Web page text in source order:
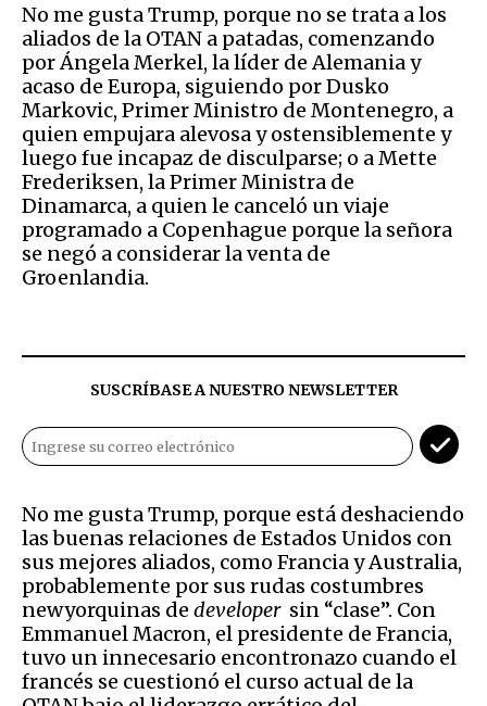
No me gusta Trump, porque no se trata a los
aliados de la OTAN a patadas, comenzando
por Ángela Merkel, la líder de Alemania y
acaso de Europa, siguiendo por Dusko
Markovic, Primer Ministro de Montenegro, a
quien empujara alevosa y ostensiblemente y
luego fue incapaz de disculparse; o a Mette
Frederiksen, la Primer Ministra de
Dinamarca, a quien le canceló un viaje
programado a Copenhague porque la señora
se negó a considerar la venta de
Groenlandia.
SUSCRÍBASE A NUESTRO NEWSLETTER
No me gusta Trump, porque está deshaciendo
las buenas relaciones de Estados Unidos con
sus mejores aliados, como Francia y Australia,
probablemente por sus rudas costumbres
newyorquinas de developer sin “clase”. Con
Emmanuel Macron, el presidente de Francia,
tuvo un innecesario encontronazo cuando el
francés se cuestionó el curso actual de la